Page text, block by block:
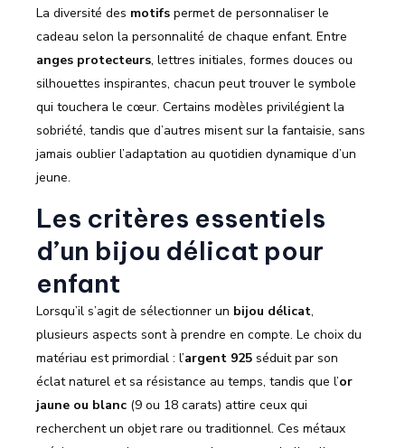
La diversité des motifs permet de personnaliser le
cadeau selon la personnalité de chaque enfant. Entre
anges protecteurs, lettres initiales, formes douces ou
silhouettes inspirantes, chacun peut trouver le symbole
qui touchera le cœur. Certains modèles privilégient la
sobriété, tandis que d’autres misent sur la fantaisie, sans
jamais oublier l’adaptation au quotidien dynamique d’un
jeune.
Les critères essentiels
d’un bijou délicat pour
enfant
Lorsqu’il s’agit de sélectionner un bijou délicat,
plusieurs aspects sont à prendre en compte. Le choix du
matériau est primordial : l’argent 925 séduit par son
éclat naturel et sa résistance au temps, tandis que l’or
jaune ou blanc (9 ou 18 carats) attire ceux qui
recherchent un objet rare ou traditionnel. Ces métaux